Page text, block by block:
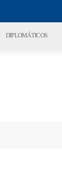
DIPLOMÁTICOS